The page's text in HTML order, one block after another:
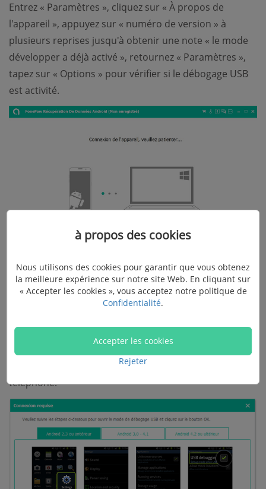
Entrez « Paramètres », cliquez sur « À propos de
l'appareil », appuyez sur « numéro de version » à
plusieurs reprises jusqu'à obtenir une note « le mode
développer a déjà activé », retournez « Paramètres »,
tapez sur « Options » pour vérifier si le débogage USB
est activité.
Étape 2. Brancher Sony Xperia Z3 sur PC
Branchez votre téléphone Android à l'ordinateur via un
câble USB. Comme vous avez activé le débogage USB,
l'ordinateur détectera automatiquement votre
téléphone.
à propos des cookies
Nous utilisons des cookies pour garantir que vous obtenez
la meilleure expérience sur notre site Web. En cliquant sur
« Accepter les cookies », vous acceptez notre politique de
Confidentialité.
Accepter les cookies
Rejeter